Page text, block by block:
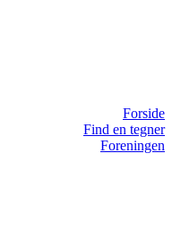
Forside
Find en tegner
Foreningen